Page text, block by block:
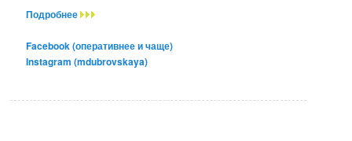
Подробнее
Facebook (оперативнее и чаще)
Instagram (mdubrovskaya)